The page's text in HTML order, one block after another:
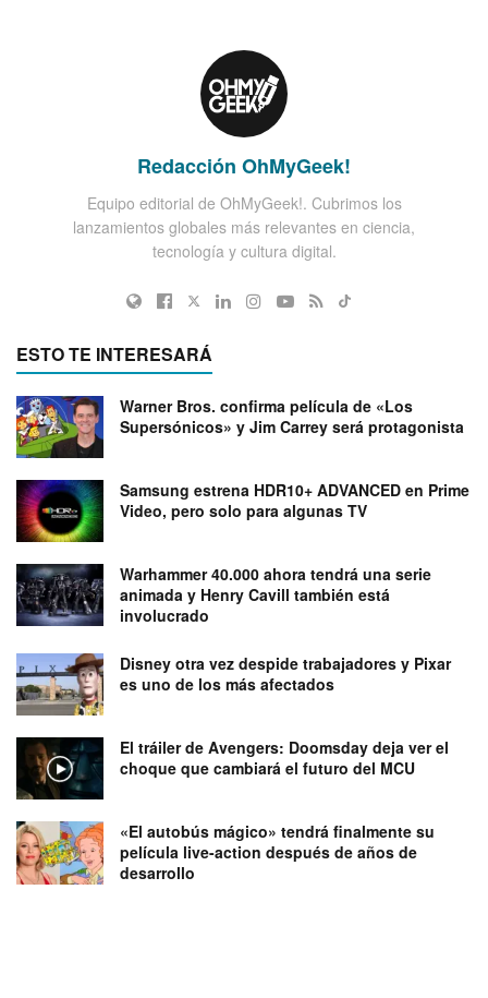
Redacción OhMyGeek!
Equipo editorial de OhMyGeek!. Cubrimos los
lanzamientos globales más relevantes en ciencia,
tecnología y cultura digital.
ESTO TE INTERESARÁ
Warner Bros. confirma película de «Los
Supersónicos» y Jim Carrey será protagonista
Samsung estrena HDR10+ ADVANCED en Prime
Video, pero solo para algunas TV
Warhammer 40.000 ahora tendrá una serie
animada y Henry Cavill también está
involucrado
Disney otra vez despide trabajadores y Pixar
es uno de los más afectados
El tráiler de Avengers: Doomsday deja ver el
choque que cambiará el futuro del MCU
«El autobús mágico» tendrá finalmente su
película live-action después de años de
desarrollo